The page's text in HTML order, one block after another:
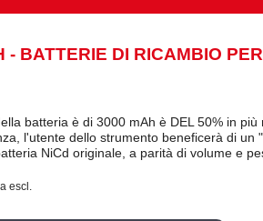
- BATTERIE DI RICAMBIO
batteria è di 3000 mAh è DEL 50% in
l'utente dello strumento beneficerà di un
NiCd originale, a parità di volume e
escl.